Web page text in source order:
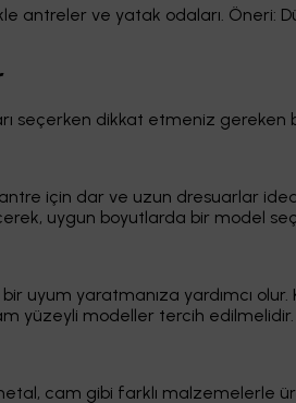
antreler ve yatak odaları. Öneri:
seçerken dikkat etmeniz gereken
antre için dar ve uzun dresuarlar
uygun boyutlarda bir model
yaratmanıza yardımcı olur.
yüzeyli modeller tercih edilmelidir.
cam gibi farklı malzemelerle